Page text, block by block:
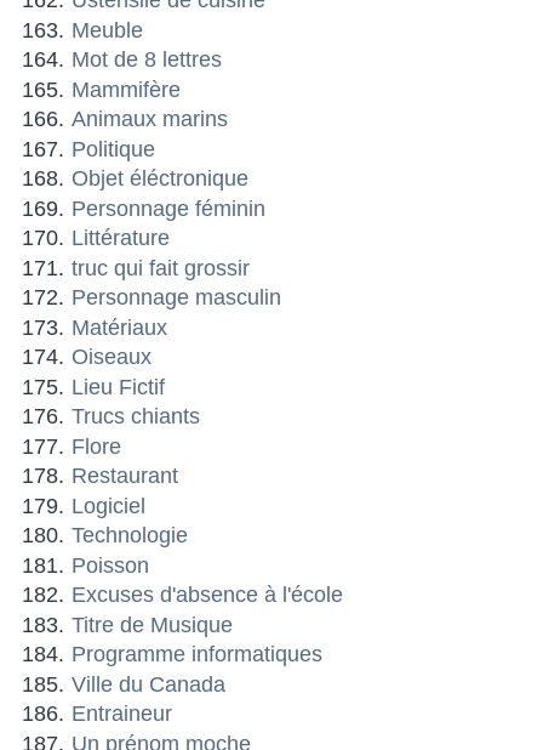
Meuble
Mot de 8 lettres
Mammifère
Animaux marins
Politique
Objet éléctronique
Personnage féminin
Littérature
truc qui fait grossir
Personnage masculin
Matériaux
Oiseaux
Lieu Fictif
Trucs chiants
Flore
Restaurant
Logiciel
Technologie
Poisson
Excuses d'absence à l'école
Titre de Musique
Programme informatiques
Ville du Canada
Entraineur
Un prénom moche